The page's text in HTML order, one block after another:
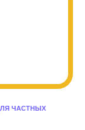
ЧАСТНЫХ